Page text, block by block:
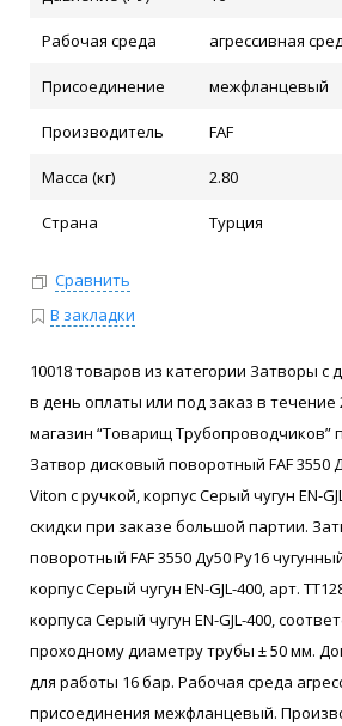
Рабочая среда агрессивная
Присоединение межфланцевый
Производитель FAF
Масса (кг) 2.80
Страна Турция
Сравнить
В закладки
10018 товаров из категории Затворы с
в день оплаты или под заказ в течение
магазин “Товарищ Трубопроводчиков”
Затвор дисковый поворотный FAF 3550
Viton с ручкой, корпус Серый чугун EN-
скидки при заказе большой партии.
поворотный FAF 3550 Ду50 Ру16
корпус Серый чугун EN-GJL-400, арт.
корпуса Серый чугун EN-GJL-400,
проходному диаметру трубы ± 50 мм.
для работы 16 бар. Рабочая среда
присоединения межфланцевый.